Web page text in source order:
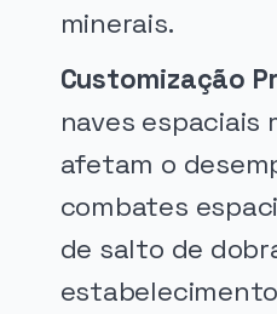
minerais.
Customização
naves espaciais
afetam o
combates
de salto de